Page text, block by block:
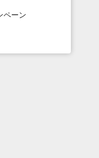
ペーン